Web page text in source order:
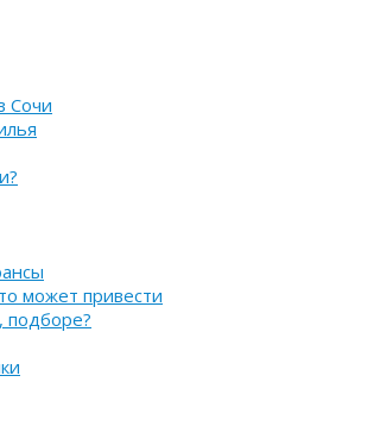
Сочи
может привести
подборе?